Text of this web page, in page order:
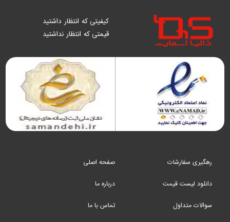
کیفیتی که انتظار داشتید
قیمتی که انتظار نداشتید
رهگیری سفارشات
دانلود لیست قیمت
سوالات متداول
صفحه اصلی
درباره ما
تماس با ما